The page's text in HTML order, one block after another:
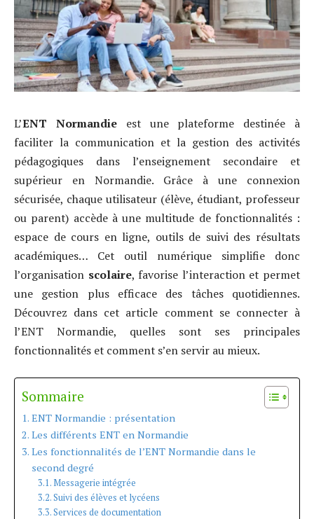
L’ENT Normandieest une plateforme destinée à
faciliter la communication et la gestion des activités
pédagogiques dans l’enseignement secondaire et
supérieur en Normandie. Grâce à une connexion
sécurisée, chaque utilisateur (élève, étudiant, professeur
ou parent) accède à une multitude de fonctionnalités :
espace de cours en ligne, outils de suivi des résultats
académiques… Cet outil numérique simplifie donc
l’organisation scolaire, favorise l’interaction et permet
une gestion plus efficace des tâches quotidiennes.
Découvrez dans cet article comment se connecter à
l’ENT Normandie, quelles sont ses principales
fonctionnalités et comment s’en servir au mieux.
Sommaire
ENT Normandie : présentation
Les différents ENT en Normandie
Les fonctionnalités de l’ENT Normandie dans le
second degré
Messagerie intégrée
Suivi des élèves et lycéens
Services de documentation